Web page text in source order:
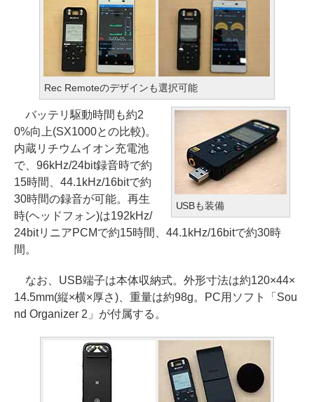
Rec Remoteのデザインも選択可能
USBも装備
バッテリ駆動時間も約2
0%向上(SX1000との比較)。
内蔵リチウムイオン充電池
で、96kHz/24bit録音時で約
15時間、44.1kHz/16bitで約
30時間の録音が可能。再生
時(ヘッドフォン)は192kHz/
24bitリニアPCMで約15時間、44.1kHz/16bitで約30時
間。
なお、USB端子は本体収納式。外形寸法は約120×44×
14.5mm(縦×横×厚さ)、重量は約98g。PC用ソフト「Sou
nd Organizer 2」が付属する。